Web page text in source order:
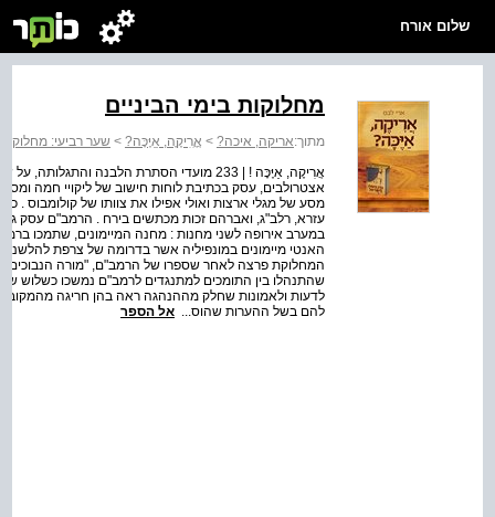
שלום אורח
מחלוקות בימי הביניים
מתוך:אריקה, איכה? > אֲֲרִִיקֶֶה, אַַיֶּכָּה? > שער רביעי: מחלוקות
אֲרִיקֶה, אַיֶּכָּה ! | 233 מועדי הסתרת הלבנה
אצטרולבים, עסק בכתיבת לוחות חישוב של ליקויי חמה
מסע של מגלי ארצות ואולי אפילו את צוותו של קולומבוס
במערב אירופה לשני מחנות : מחנה המיימונים, שתמכו
האנטי מיימונים במונפיליה אשר בדרומה של צרפת להלשנה
המחלוקת פרצה לאחר שספרו של הרמב"ם, "מורה הנבוכים",
שהתנהלו בין התומכים למתנגדים לרמב"ם נמשכו כשלוש
לדעות ולאמונות שחלק מההנהגה ראה בהן חריגה מהמקובל
להם בשל ההערות שהוס... אל הספר